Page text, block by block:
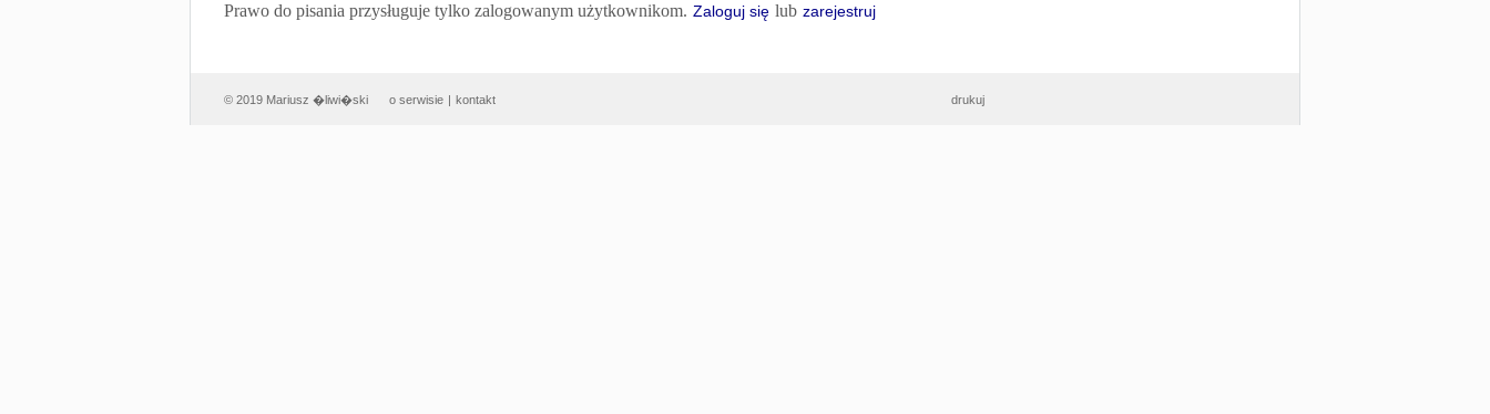
Prawo do pisania przysługuje tylko zalogowanym użytkownikom. Zaloguj się lub zarejestruj
© 2019 Mariusz �liwi�ski o serwisie | kontakt drukuj